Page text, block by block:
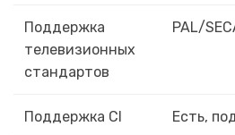
Поддержка
телевизионных
стандартов
PAL/
Поддержка CI Есть,